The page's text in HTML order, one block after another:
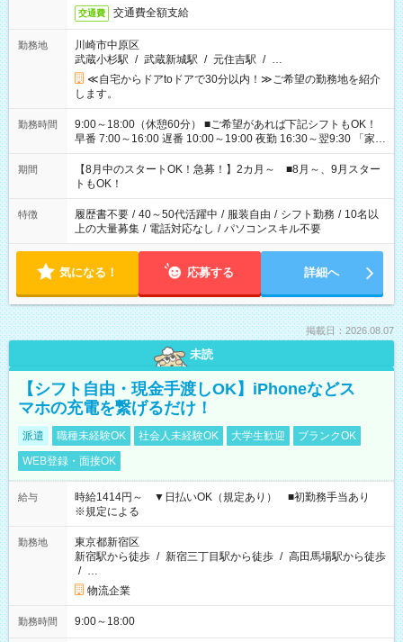
交通費 交通費全額支給
勤務地
川崎市中原区
武蔵小杉駅 / 武蔵新城駅 / 元住吉駅 / …
≪自宅からドアtoドアで30分以内！≫ご希望の勤務地を紹介
します。
勤務時間
9:00～18:00（休憩60分） ■ご希望があれば下記シフトもOK！
早番 7:00～16:00 遅番 10:00～19:00 夜勤 16:30～翌9:30 「家族
と休みを合わせたい」 「余裕を持って夕飯の準備がしたい」
「できれば残業はしたくない」 など、ご希望を教えてください
ね。 ※Wワーク希望の方へ 今ご覧のお仕事で希望する勤務時間
と、もう1つのお仕事の勤務時間。 合計で週40時間を超える場
合は応募できません。
期間
【8月中のスタートOK！急募！】2カ月～ ■8月～、9月スター
トもOK！
特徴 履歴書不要 / 40～50代活躍中 / 服装自由 / シフト勤務 / 10名以
上の大量募集 / 電話対応なし / パソコンスキル不要
気になる！ 応募する 詳細へ
掲載日：2026.08.07
未読
【シフト自由・現金手渡しOK】iPhoneなどス
マホの充電を繋げるだけ！
派遣 職種未経験OK 社会人未経験OK 大学生歓迎
ブランクOK
WEB登録・面接OK
給与
時給1414円～ ▼日払いOK（規定あり） ■初勤務手当あり
※規定による
勤務地
東京都新宿区
新宿駅から徒歩 / 新宿三丁目駅から徒歩 / 高田馬場駅から徒歩
/ …
物流企業
勤務時間 9:00～18:00